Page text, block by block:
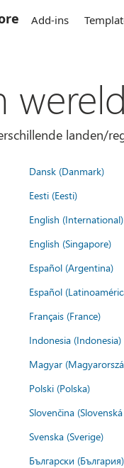
Add-ins
landen/
Dansk (Danmark)
Eesti (Eesti)
English (International)
English (Singapore)
Español (Argentina)
Español
Français (France)
Indonesia (Indonesia)
Magyar
Polski (Polska)
Slovenčina
Svenska (Sverige)
Български (България)